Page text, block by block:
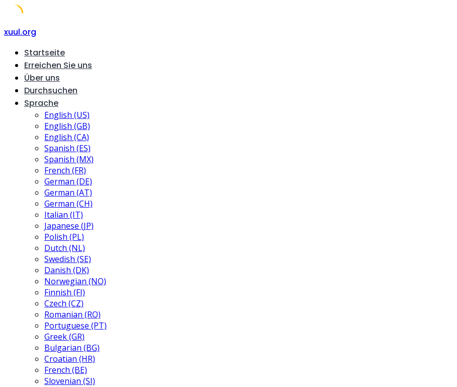
Skip
content
xuul.org
Startseite
Erreichen Sie uns
Über uns
Durchsuchen
Sprache
English (US)
English (GB)
English (CA)
Spanish (ES)
Spanish (MX)
French (FR)
German (DE)
German (AT)
German (CH)
Italian (IT)
Japanese (JP)
Polish (PL)
Dutch (NL)
Swedish (SE)
Danish (DK)
Norwegian (NO)
Finnish (FI)
Czech (CZ)
Romanian (RO)
Portuguese (PT)
Greek (GR)
Bulgarian (BG)
Croatian (HR)
French (BE)
Slovenian (SI)